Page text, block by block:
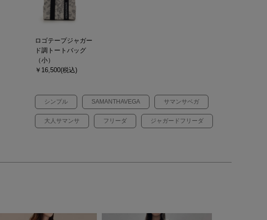
シンプル SAMANTHAVEGA サマンサベガ
大人サマンサ フリーダ ジャガードフリーダ
ロゴテープジャガー
ド調トートバッグ
（小）
￥16,500(税込)